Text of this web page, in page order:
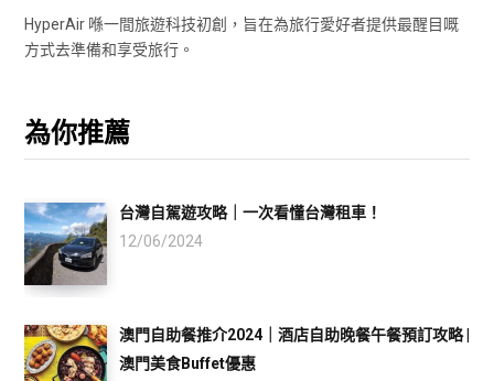
HyperAir 喺一間旅遊科技初創，旨在為旅行愛好者提供最醒目嘅
方式去準備和享受旅行。
為你推薦
台灣自駕遊攻略｜一次看懂台灣租車！
12/06/2024
澳門自助餐推介2024｜酒店自助晚餐午餐預訂攻略 |
澳門美食Buffet優惠